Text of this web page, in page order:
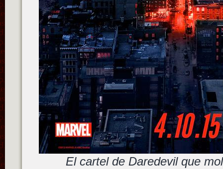
El cartel de Daredevil que